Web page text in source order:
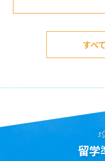
すべ
留学